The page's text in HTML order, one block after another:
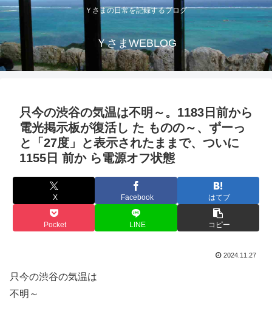
Ｙさまの日常を記録するブログ
ＹさまWEBLOG
只今の渋谷の気温は不明～。1183日前から
電光掲示板が復活し た ものの～、ずーっ
と「27度」と表示されたままで、ついに
1155日 前か ら電源オフ状態
X Facebook はてブ
Pocket LINE コピー
2024.11.27
只今の渋谷の気温は
不明～